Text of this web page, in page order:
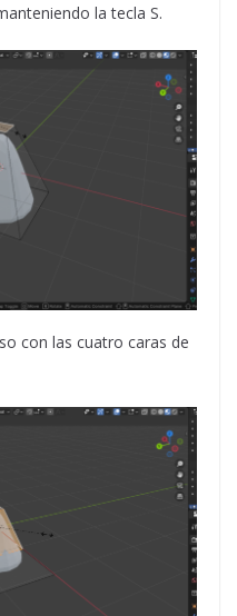
la tecla S.
con las cuatro caras de